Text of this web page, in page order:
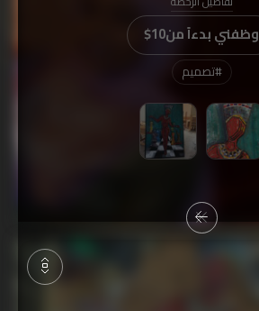
وظفني بدءاً من$10
#تصميم